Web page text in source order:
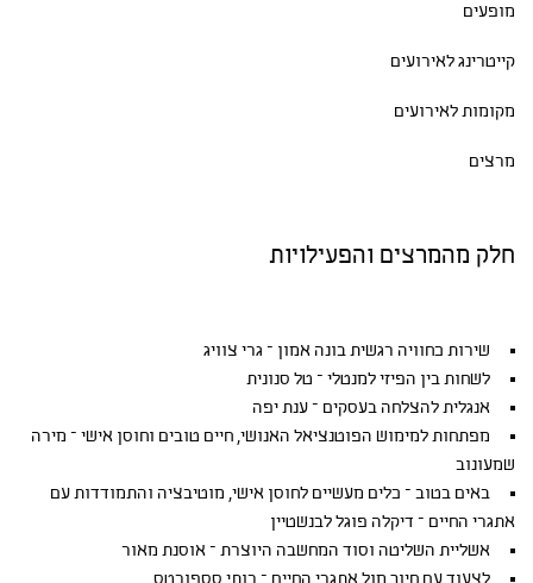
מופעים
קייטרינג לאירועים
מקומות לאירועים
מרצים
חלק מהמרצים והפעילויות
שירות כחוויה רגשית בונה אמון – גרי צוויג
לשחות בין הפיזי למנטלי – טל סנונית
אנגלית להצלחה בעסקים – ענת יפה
מפתחות למימוש הפוטנציאל האנושי, חיים טובים וחוסן אישי – מירה
שמעונוב
באים בטוב – כלים מעשיים לחוסן אישי, מוטיבציה והתמודדות עם
אתגרי החיים – דיקלה פוגל לבנשטיין
אשליית השליטה וסוד המחשבה היוצרת – אוסנת מאור